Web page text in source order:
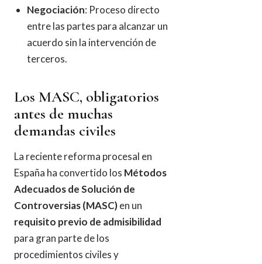
Negociación: Proceso directo
entre las partes para alcanzar un
acuerdo sin la intervención de
terceros.
Los MASC, obligatorios
antes de muchas
demandas civiles
La reciente reforma procesal en
España ha convertido los Métodos
Adecuados de Solución de
Controversias (MASC)en un
requisito previo de admisibilidad
para gran parte de los
procedimientos civiles y